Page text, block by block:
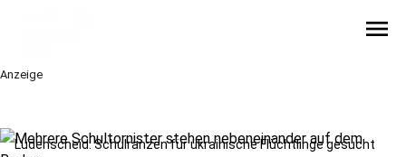
menu
Anzeige
Lüdenscheid: Schulranzen für ukrainische Flüchtlinge gesucht